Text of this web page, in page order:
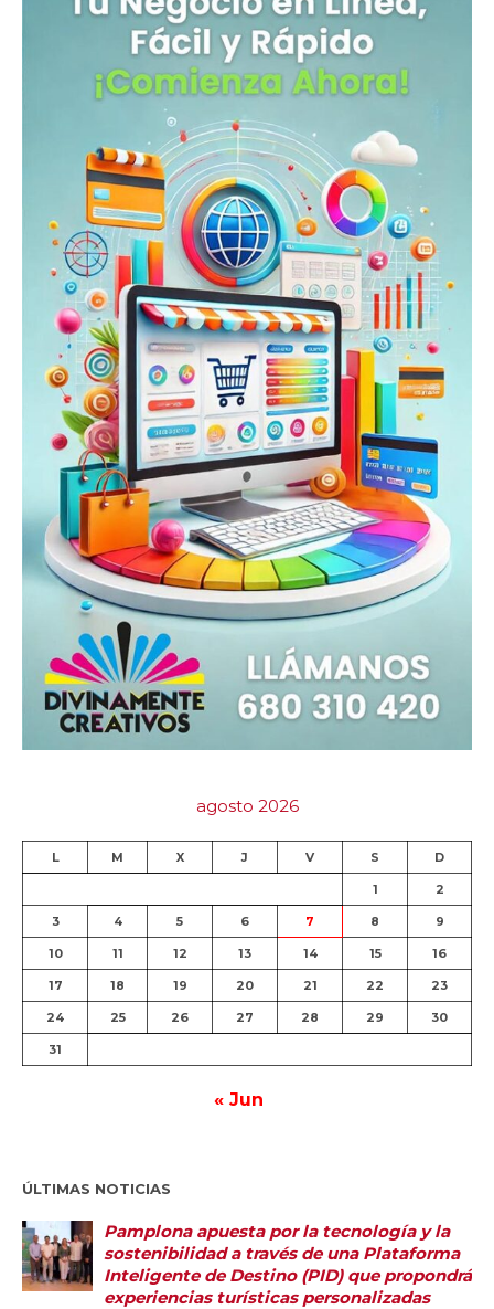
agosto 2026
L M X J V S D
1 2
3 4 5 6 7 8 9
10 11 12 13 14 15 16
17 18 19 20 21 22 23
24 25 26 27 28 29 30
31
« Jun
ÚLTIMAS NOTICIAS
Pamplona apuesta por la tecnología y la
sostenibilidad a través de una Plataforma
Inteligente de Destino (PID) que propondrá
experiencias turísticas personalizadas